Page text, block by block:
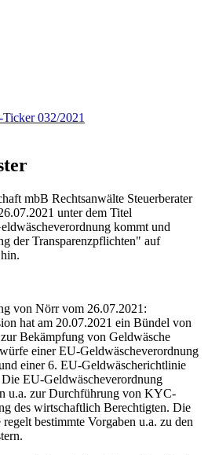
032/2021
mbB Rechtsanwälte Steuerberater
unter dem Titel
kommt und
der Transparenzpflichten" auf
von Nörr vom 26.07.2021:
hat am 20.07.2021 ein Bündel von
Bekämpfung von Geldwäsche
einer EU-Geldwäscheverordnung
einer 6. EU-Geldwäscherichtlinie
EU-Geldwäscheverordnung
u.a. zur Durchführung von KYC-
des wirtschaftlich Berechtigten. Die
bestimmte Vorgaben u.a. zu den